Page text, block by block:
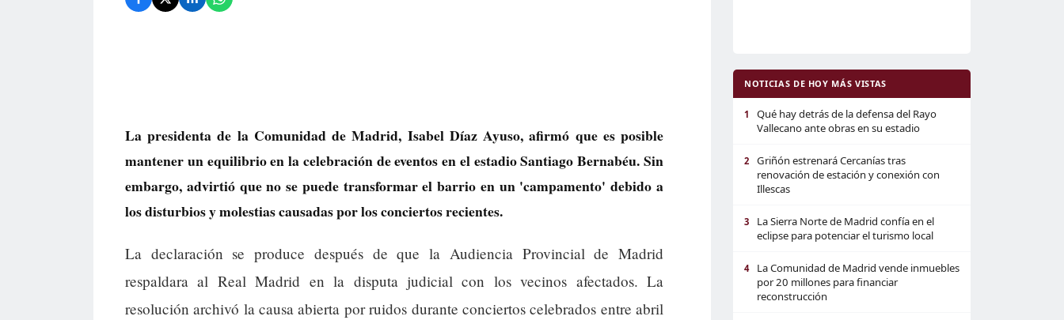
La presidenta de la Comunidad de Madrid, Isabel Díaz Ayuso, afirmó que es posible
mantener un equilibrio en la celebración de eventos en el estadio Santiago Bernabéu. Sin
embargo, advirtió que no se puede transformar el barrio en un 'campamento' debido a
los disturbios y molestias causadas por los conciertos recientes.
La declaración se produce después de que la Audiencia Provincial de Madrid
respaldara al Real Madrid en la disputa judicial con los vecinos afectados. La
resolución archivó la causa abierta por ruidos durante conciertos celebrados entre abril
NOTICIAS DE HOY MÁS VISTAS
1
Qué hay detrás de la defensa del Rayo
Vallecano ante obras en su estadio
2
Griñón estrenará Cercanías tras
renovación de estación y conexión con
Illescas
3
La Sierra Norte de Madrid confía en el
eclipse para potenciar el turismo local
4
La Comunidad de Madrid vende inmuebles
por 20 millones para financiar
reconstrucción